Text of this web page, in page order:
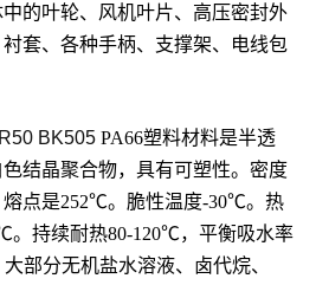
的叶轮、风机叶片、高压密封外
套、各种手柄、支撑架、电线包
BK505 PA66塑料材料是半透
结晶聚合物，具有可塑性。密度
熔点是252℃。脆性温度-30℃。热
。持续耐热80-120℃，平衡吸水率
部分无机盐水溶液、卤代烷、